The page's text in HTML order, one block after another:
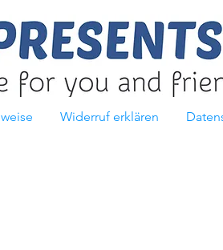
Widerruf erklären